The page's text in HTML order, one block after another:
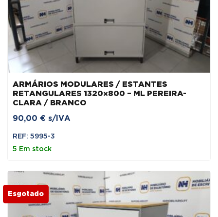
ARMÁRIOS MODULARES / ESTANTES
RETANGULARES 1320×800 – ML PEREIRA-
CLARA / BRANCO
90,00 € s/IVA
REF: 5995-3
5 Em stock
Esgotado